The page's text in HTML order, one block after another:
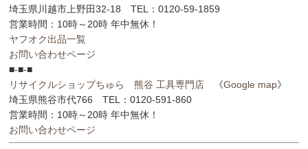
埼玉県川越市上野田32-18 TEL：0120-59-1859
営業時間：10時～20時 年中無休！
ヤフオク出品一覧
お問い合わせページ
■-■-■
リサイクルショップちゅら 熊谷 工具専門店 《Google map》
埼玉県熊谷市代766 TEL：0120-591-860
営業時間：10時～20時 年中無休！
お問い合わせページ